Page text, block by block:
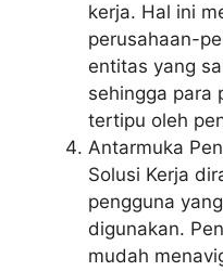
kerja. Hal ini
perusahaan-
entitas yang
sehingga para
tertipu oleh
Antarmuka
Solusi Kerja
pengguna
digunakan.
mudah